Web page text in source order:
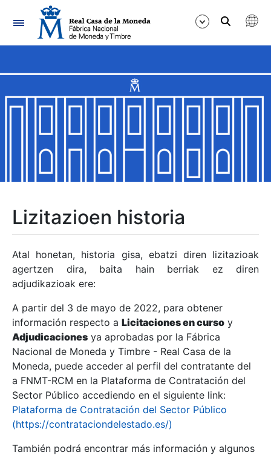
Nabigazioa
Erakutsi/Ezkutatu
Erakutsi/Ezkutatu
Erakutsi/Ezkutatu
Erakutsi/Ezkutatu
Erakutsi/Ezkutatu
Erakutsi/Ezkutatu
Erakutsi/Ezkutatu
Lizitazioen historia
Atal honetan, historia gisa, ebatzi diren lizitazioak
agertzen dira, baita hain berriak ez diren
adjudikazioak ere:
A partir del 3 de mayo de 2022, para obtener
información respecto a Licitaciones en curso y
Adjudicaciones ya aprobadas por la Fábrica
Nacional de Moneda y Timbre - Real Casa de la
Moneda, puede acceder al perfil del contratante del
a FNMT-RCM en la Plataforma de Contratación del
Sector Público accediendo en el siguiente link:
Plataforma de Contratación del Sector Público
(https://contrataciondelestado.es/)
También podrá encontrar más información y algunos